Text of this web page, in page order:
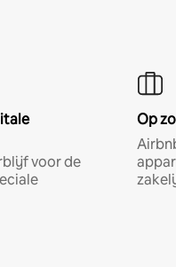
voor de
Op